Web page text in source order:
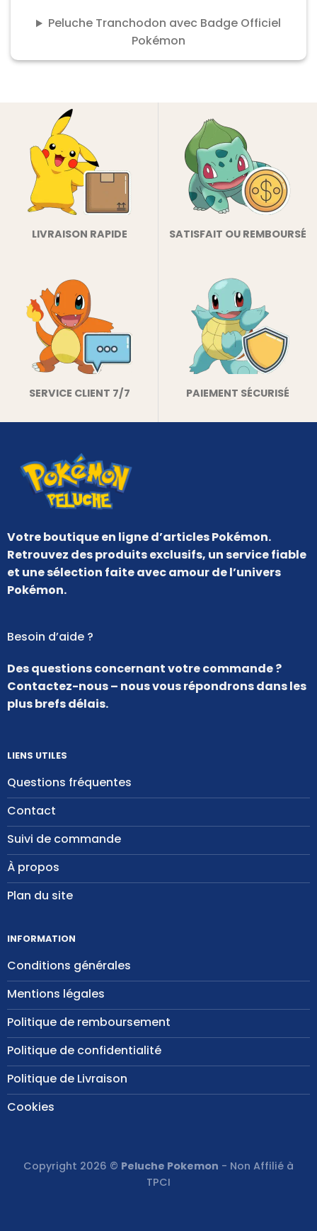
Peluche Tranchodon avec Badge Officiel
Pokémon
LIVRAISON RAPIDE SATISFAIT OU REMBOURSÉ
SERVICE CLIENT 7/7 PAIEMENT SÉCURISÉ
Votre boutique en ligne d’articles Pokémon.
Retrouvez des produits exclusifs, un service fiable
et une sélection faite avec amour de l’univers
Pokémon.
LIENS UTILES
Questions fréquentes
Contact
Suivi de commande
À propos
Plan du site
INFORMATION
Conditions générales
Mentions légales
Politique de remboursement
Politique de confidentialité
Politique de Livraison
Cookies
Besoin d’aide ?
Des questions concernant votre commande ?
Contactez-nous – nous vous répondrons dans les
plus brefs délais.
Copyright 2026 © Peluche Pokemon - Non Affilié à
TPCI